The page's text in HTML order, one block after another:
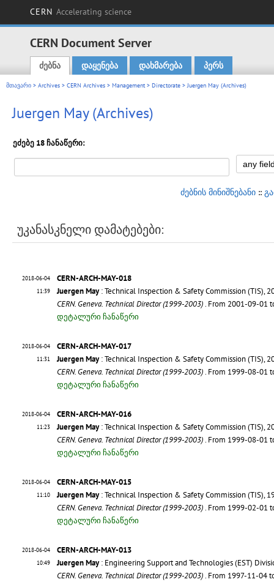
CERN Accelerating science
CERN Document Server
Main menu
ძებნა დაყენება დახმარება პერს
მთავარი > Archives > CERN Archives > Management> Directorate > Juergen May (Archives)
Juergen May (Archives)
ეძებე 18 ჩანაწერი:
ძებნის მინიშნებანი ::
უკანასკნელი დამატებები:
2018-06-04
11:39
CERN-ARCH-MAY-018
Juergen May: Technical Inspection & Safety Commission (TIS),
CERN. Geneva. Technical Director (1999-2003). From 2001-09-01
დეტალური ჩანაწერი
2018-06-04
11:31
CERN-ARCH-MAY-017
Juergen May: Technical Inspection & Safety Commission (TIS),
CERN. Geneva. Technical Director (1999-2003). From 1999-08-01
დეტალური ჩანაწერი
2018-06-04
11:23
CERN-ARCH-MAY-016
Juergen May: Technical Inspection & Safety Commission (TIS),
CERN. Geneva. Technical Director (1999-2003). From 1999-08-01
დეტალური ჩანაწერი
2018-06-04
11:10
CERN-ARCH-MAY-015
Juergen May: Technical Inspection & Safety Commission (TIS),
CERN. Geneva. Technical Director (1999-2003). From 1999-02-01
დეტალური ჩანაწერი
2018-06-04
10:49
CERN-ARCH-MAY-013
Juergen May: Engineering Support and Technologies (EST)
CERN. Geneva. Technical Director (1999-2003). From 1997-11-04